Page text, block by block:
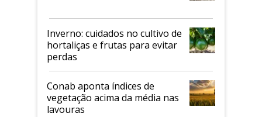
Inverno: cuidados no cultivo de
hortaliças e frutas para evitar
perdas
Conab aponta índices de
vegetação acima da média nas
lavouras